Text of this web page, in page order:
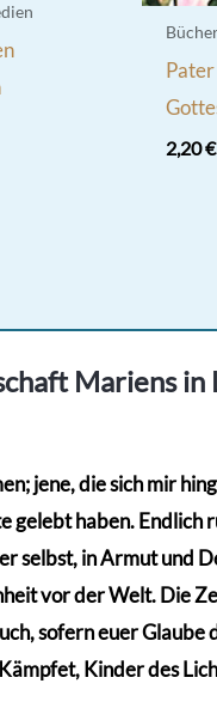
2,20€
Mariens in
jene, die sich mir
gelebt haben.
in Armut und
vor der Welt. Die
sofern euer
Kinder des